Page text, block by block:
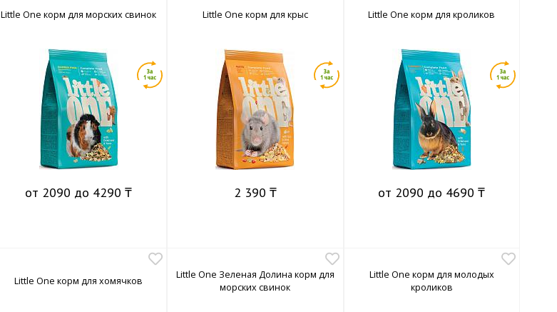
Little One корм для морских свинок
от 2090 до 4290 ₸
Little One корм для крыс
2 390 ₸
Little One корм для кроликов
от 2090 до 4690 ₸
Little One корм для хомячков
Little One Зеленая Долина корм для
морских свинок
Little One корм для молодых
кроликов